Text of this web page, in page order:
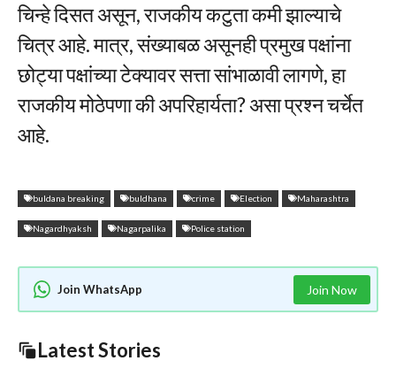
चिन्हे दिसत असून, राजकीय कटुता कमी झाल्याचे
चित्र आहे. मात्र, संख्याबळ असूनही प्रमुख पक्षांना
छोट्या पक्षांच्या टेक्यावर सत्ता सांभाळावी लागणे, हा
राजकीय मोठेपणा की अपरिहार्यता? असा प्रश्न चर्चेत
आहे.
buldana breaking buldhana crime Election Maharashtra
Nagardhyaksh Nagarpalika Police station
Join WhatsApp Join Now
Latest Stories